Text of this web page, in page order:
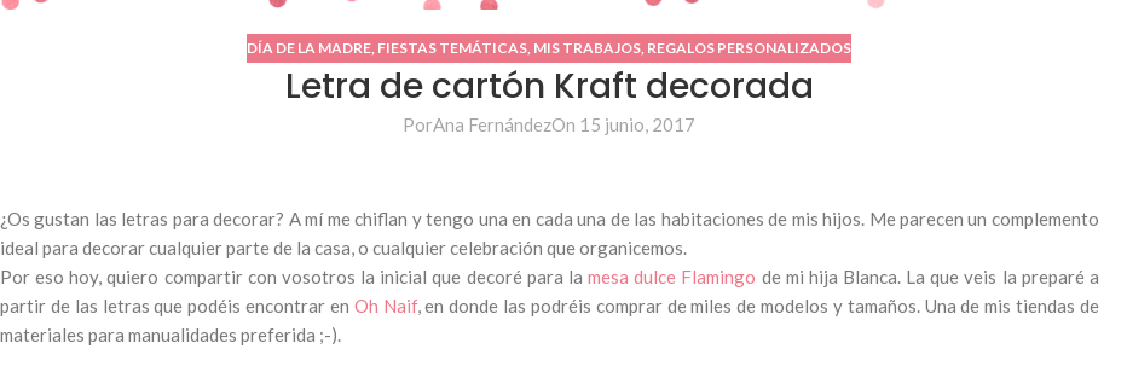
DÍA DE LA MADRE, FIESTAS TEMÁTICAS, MIS TRABAJOS, REGALOS PERSONALIZADOS
Letra de cartón Kraft decorada
PorAna FernándezOn 15 junio, 2017
¿Os gustan las letras para decorar? A mí me chiflan y tengo una en cada una de las habitaciones de mis hijos. Me parecen un complemento
ideal para decorar cualquier parte de la casa, o cualquier celebración que organicemos.
Por eso hoy, quiero compartir con vosotros la inicial que decoré para lamesa dulce Flamingo de mi hija Blanca. La que veis la preparé a
partir de las letras que podéis encontrar en Oh Naif, en donde las podréis comprar de miles de modelos y tamaños. Una de mis tiendas de
materiales para manualidades preferida ;-).